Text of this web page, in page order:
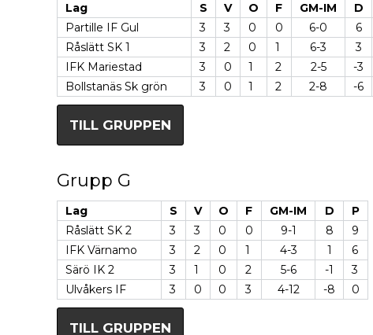
Lag S V O F GM-IM D
Partille IF Gul
3 3 0 0 6-0 6
Råslätt SK 1
3 2 0 1 6-3 3
IFK Mariestad
3 0 1 2 2-5 -3
Bollstanäs Sk grön
3 0 1 2 2-8 -6
TILL GRUPPEN
Grupp G
Lag S V O F GM-IM D
P
Råslätt SK 2
3 3 0 0 9-1 8
9
IFK Värnamo
3 2 0 1 4-3 1
6
Särö IK 2
3 1 0 2 5-6 -1
3
Ulvåkers IF
3 0 0 3 4-12 -8 0
TILL GRUPPEN